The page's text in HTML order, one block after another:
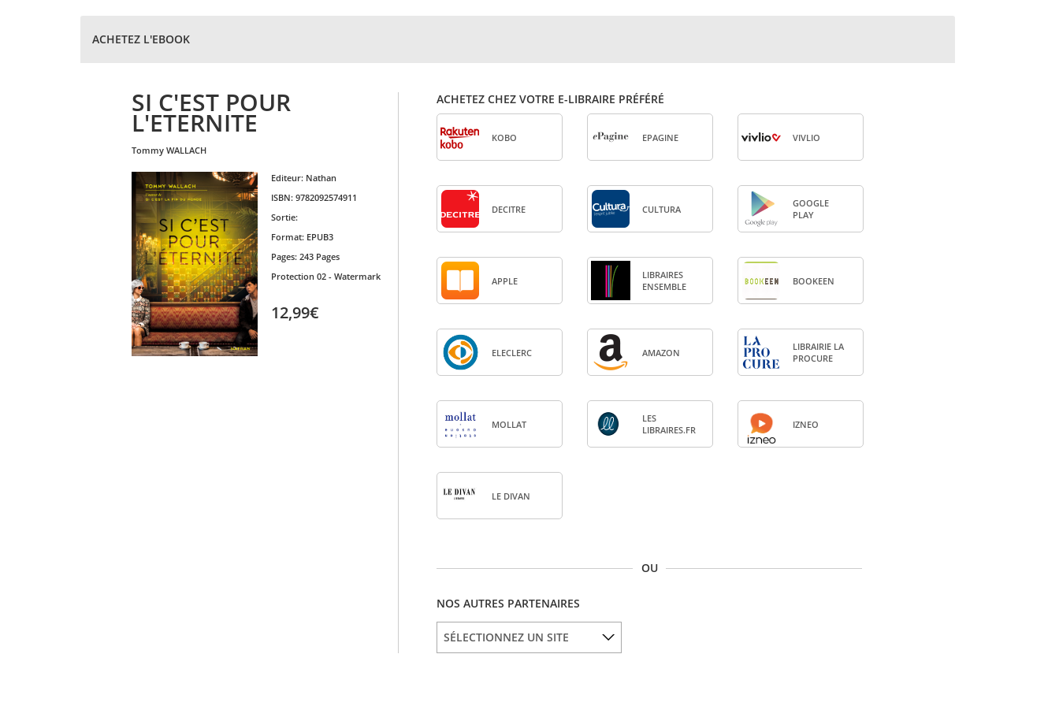
ACHETEZ L'EBOOK
SI C'EST POUR
L'ETERNITE
tommy WALLACH
Editeur: Nathan
ISBN: 9782092574911
Sortie:
Format: EPUB3
Pages: 243 Pages
Protection 02 - Watermark
12,99€
ACHETEZ CHEZ VOTRE E-LIBRAIRE PRÉFÉRÉ
KOBO EPA­GINE VIV­LIO
DECITRE CULTURA
GOOGLE
PLAY
APPLE
LIBRAIRES
ENSEMBLE
BOO­KEEN
ELE­CLERC AMA­ZON
LIBRAI­RIE LA
PRO­CURE
MOL­LAT
LES
LIBRAIRES.FR
IZNEO
LE DIVAN
OU
NOS AUTRES PARTENAIRES
SÉLECTIONNEZ UN SITE